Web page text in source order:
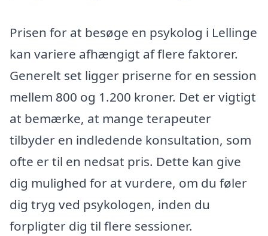
Prisen for at besøge en psykolog i Lellinge
kan variere afhængigt af flere faktorer.
Generelt set ligger priserne for en session
mellem 800 og 1.200 kroner. Det er vigtigt
at bemærke, at mange terapeuter
tilbyder en indledende konsultation, som
ofte er til en nedsat pris. Dette kan give
dig mulighed for at vurdere, om du føler
dig tryg ved psykologen, inden du
forpligter dig til flere sessioner.